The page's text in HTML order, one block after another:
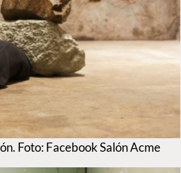
Foto: Facebook Salón Acme